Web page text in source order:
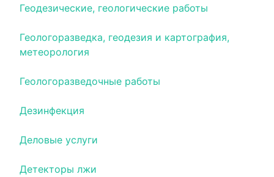
Геодезические, геологические работы
Геологоразведка, геодезия и картография,
метеорология
Геологоразведочные работы
Дезинфекция
Деловые услуги
Детекторы лжи